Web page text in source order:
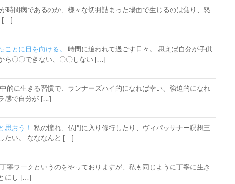
時間病であるのか、様々な切羽詰まった場面で生じるのは焦り、怒
[…]
ことに目を向ける。
時間に追われて過ごす日々。 思えば自分が子供
ら〇〇できない、〇〇しない […]
的に生きる習慣で、ランナーズハイ的になれば幸い、強迫的になれ
感で自分が […]
思おう！
私の憧れ、仏門に入り修行したり、ヴィパッサナー瞑想三
たい。 なななんと […]
寧ワークというのをやっておりますが、私も同じように丁寧に生き
にし […]